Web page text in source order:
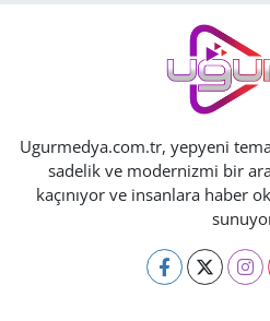
Ugurmedya.com.tr, yepyeni
sadelik ve modernizmi bir
kaçınıyor ve insanlara haber